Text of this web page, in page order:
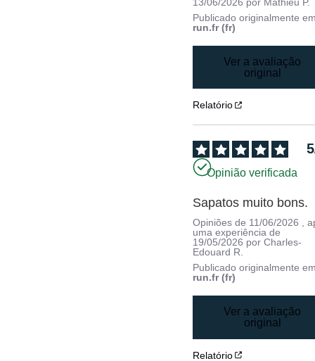
Publicado originalmente
run.fr (fr)
Ver a avaliação
original
Relatório
5
Opinião verificada
Sapatos muito bons.
Opiniões de 11/06/2026 ,
uma experiência de
19/05/2026 porCharles-
Edouard R.
Publicado originalmente
run.fr (fr)
Ver a avaliação
original
Relatório